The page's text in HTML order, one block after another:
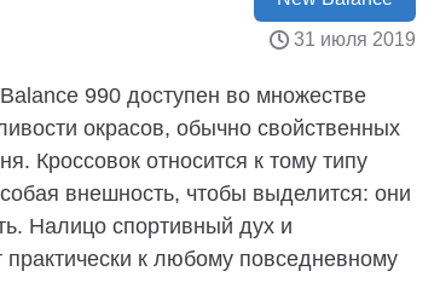
31 июля 2019
990 доступен во множестве
окрасов, обычно свойственных
Кроссовок относится к тому типу
внешность, чтобы выделится: они
Налицо спортивный дух и
к любому повседневному